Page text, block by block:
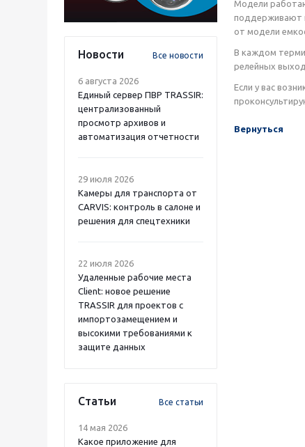
Новости Все новости
6 августа 2026
Единый сервер ПВР TRASSIR:
централизованный
просмотр архивов и
автоматизация отчетности
29 июля 2026
Камеры для транспорта от
CARVIS: контроль в салоне и
решения для спецтехники
22 июля 2026
Удаленные рабочие места
Client: новое решение
TRASSIR для проектов с
импортозамещением и
высокими требованиями к
защите данных
Статьи Все статьи
14 мая 2026
Какое приложение для
Модели
поддерживают
от модели
В каждом
релейных
Если у вас
Вернуться